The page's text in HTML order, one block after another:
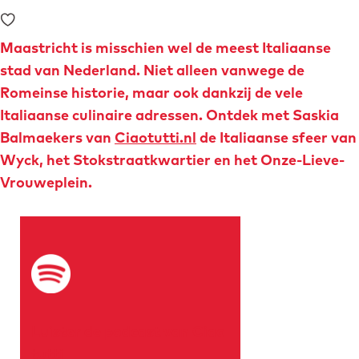
o
e
p
a
g
e
Voeg toe als favoriet
Maastricht is misschien wel de meest Italiaanse
stad van Nederland. Niet alleen vanwege de
Romeinse historie, maar ook dankzij de vele
Italiaanse culinaire adressen. Ontdek met Saskia
Balmaekers van Ciaotutti.nl de Italiaanse sfeer van
Wyck, het Stokstraatkwartier en het Onze-Lieve-
Vrouweplein.